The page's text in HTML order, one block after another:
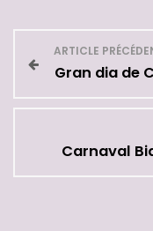
a
i
ARTICLE
Gran dia de
Carnaval